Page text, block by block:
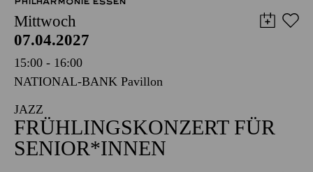
PHILHARMONIE ESSEN
Mittwoch
07.04.2027
15:00 - 16:00
NATIONAL-BANK Pavillon
JAZZ